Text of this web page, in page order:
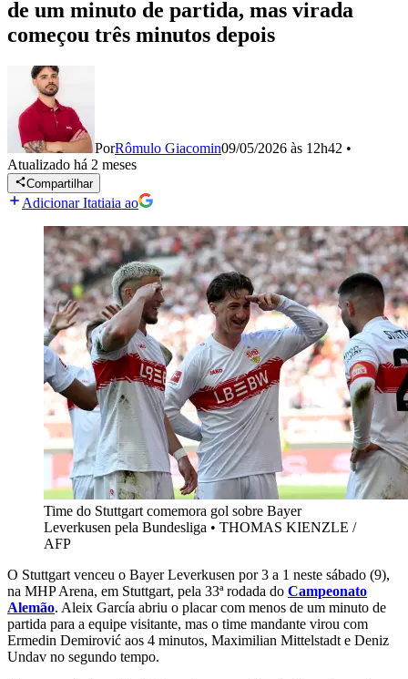
de um minuto de partida, mas virada
começou três minutos depois
PorRômulo Giacomin09/05/2026 às 12h42 •
Atualizado há 2 meses
Compartilhar
Adicionar Itatiaia ao
Time do Stuttgart comemora gol sobre Bayer
Leverkusen pela Bundesliga • THOMAS KIENZLE /
AFP
O Stuttgart venceu o Bayer Leverkusen por 3 a 1 neste sábado (9),
na MHP Arena, em Stuttgart, pela 33ª rodada do Campeonato
Alemão. Aleix García abriu o placar com menos de um minuto de
partida para a equipe visitante, mas o time mandante virou com
Ermedin Demirović aos 4 minutos, Maximilian Mittelstadt e Deniz
Undav no segundo tempo.